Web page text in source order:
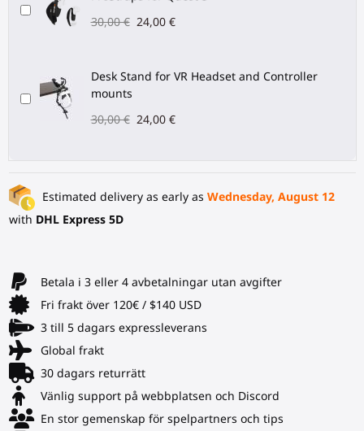
30,00 € 24,00 €
Desk Stand for VR Headset and Controller
mounts
30,00 € 24,00 €
Estimated delivery as early as Wednesday, August 12
with DHL Express 5D
Betala i 3 eller 4 avbetalningar utan avgifter
Fri frakt över 120€ / $140 USD
3 till 5 dagars expressleverans
Global frakt
30 dagars returrätt
Vänlig support på webbplatsen och Discord
En stor gemenskap för spelpartners och tips